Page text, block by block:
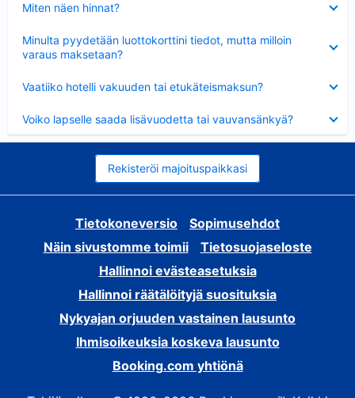
Miten näen hinnat?
Minulta pyydetään luottokorttini tiedot, mutta milloin
varaus maksetaan?
Vaatiiko hotelli vakuuden tai etukäteismaksun?
Voiko lapselle saada lisävuodetta tai vauvansänkyä?
Rekisteröi majoituspaikkasi
Tietokoneversio
Sopimusehdot
Näin sivustomme toimii
Tietosuojaseloste
Hallinnoi evästeasetuksia
Hallinnoi räätälöityjä suosituksia
Nykyajan orjuuden vastainen lausunto
Ihmisoikeuksia koskeva lausunto
Booking.com yhtiönä